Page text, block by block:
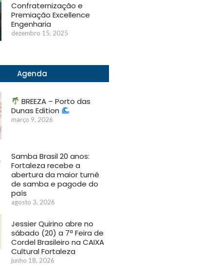
Confraternização e
Premiação Excellence
Engenharia
dezembro 15, 2025
Agenda
BREEZA – Porto das
Dunas Edition
março 9, 2026
Samba Brasil 20 anos:
Fortaleza recebe a
abertura da maior turnê
de samba e pagode do
país
agosto 3, 2026
Jessier Quirino abre no
sábado (20) a 7ª Feira de
Cordel Brasileiro na CAIXA
Cultural Fortaleza
junho 18, 2026